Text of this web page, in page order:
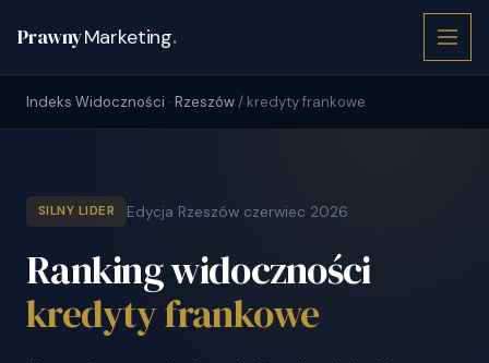
PrawnyMarketing.
Indeks Widoczności · Rzeszów / kredyty frankowe
SILNY LIDER Edycja Rzeszów czerwiec 2026
Ranking widoczności
kredyty frankowe